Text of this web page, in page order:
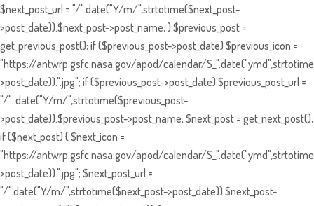
$next_post_url = "/".date("Y/m/",strtotime($next_post-
>post_date)).$next_post->post_name; } $previous_post =
get_previous_post(); if ($previous_post->post_date) $previous_icon =
"https://antwrp.gsfc.nasa.gov/apod/calendar/
>post_date)).".jpg"; if ($previous_post->post_date) $previous_post_url =
"/". date("Y/m/",strtotime($previous_post-
>post_date)).$previous_post->post_name; $next_post = get_next_post();
if ($next_post) { $next_icon =
"https://antwrp.gsfc.nasa.gov/apod/calendar/
>post_date)).".jpg"; $next_post_url =
"/".date("Y/m/",strtotime($next_post->post_date)).$next_post-